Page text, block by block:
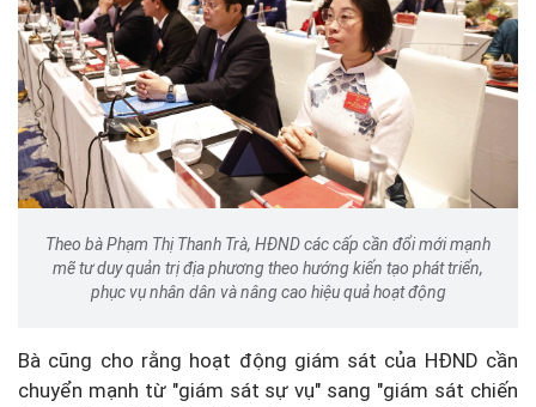
Theo bà Phạm Thị Thanh Trà, HĐND các cấp cần đổi mới mạnh
mẽ tư duy quản trị địa phương theo hướng kiến tạo phát triển,
phục vụ nhân dân và nâng cao hiệu quả hoạt động
Bà cũng cho rằng hoạt động giám sát của HĐND cần
chuyển mạnh từ "giám sát sự vụ" sang "giám sát chiến